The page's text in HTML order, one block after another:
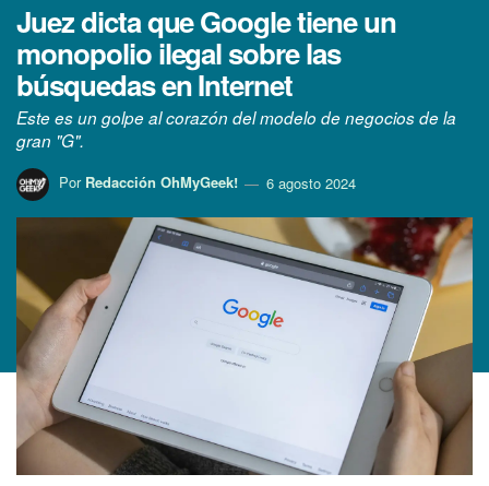
Juez dicta que Google tiene un
monopolio ilegal sobre las
búsquedas en Internet
Este es un golpe al corazón del modelo de negocios de la
gran "G".
Por Redacción OhMyGeek! 6 agosto 2024